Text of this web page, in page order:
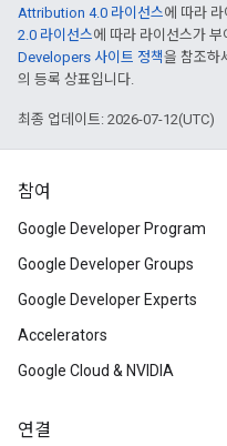
Attribution 4.0 라이선스에 따라
2.0 라이선스에 따라 라이선스가
Developers 사이트 정책을 참조하
의 등록 상표입니다.
최종 업데이트: 2026-07-12(UTC)
참여
Google Developer Program
Google Developer Groups
Google Developer Experts
Accelerators
Google Cloud & NVIDIA
연결